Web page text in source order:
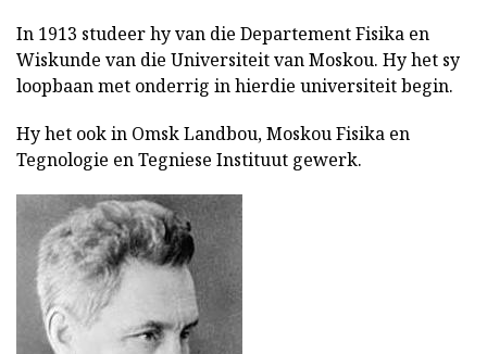
In 1913 studeer hy van die Departement Fisika en
Wiskunde van die Universiteit van Moskou. Hy het sy
loopbaan met onderrig in hierdie universiteit begin.
Hy het ook in Omsk Landbou, Moskou Fisika en
Tegnologie en Tegniese Instituut gewerk.